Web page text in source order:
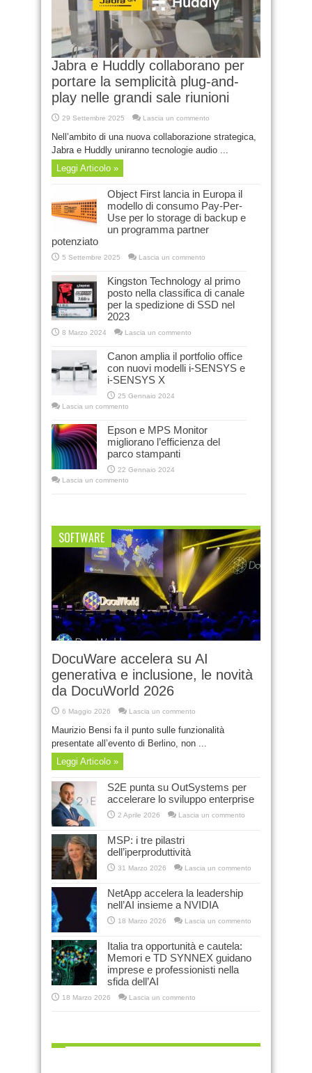
Jabra e Huddly collaborano per
portare la semplicità plug-and-
play nelle grandi sale riunioni
29 Settembre 2025 Lascia un commento
Nell’ambito di una nuova collaborazione strategica,
Jabra e Huddly uniranno tecnologie audio ...
Leggi Articolo »
Object First lancia in Europa il
modello di consumo Pay-Per-
Use per lo storage di backup e
un programma partner
potenziato
5 Settembre 2025 Lascia un commento
Kingston Technology al primo
posto nella classifica di canale
per la spedizione di SSD nel
2023
8 Marzo 2024 Lascia un commento
Canon amplia il portfolio office
con nuovi modelli i-SENSYS e
i-SENSYS X
25 Gennaio 2024
Lascia un commento
Epson e MPS Monitor
migliorano l’efficienza del
parco stampanti
22 Gennaio 2024
Lascia un commento
SOFTWARE
DocuWare accelera su AI
generativa e inclusione, le novità
da DocuWorld 2026
6 Maggio 2026 Lascia un commento
Maurizio Bensi fa il punto sulle funzionalità
presentate all’evento di Berlino, non ...
Leggi Articolo »
S2E punta su OutSystems per
accelerare lo sviluppo enterprise
2 Aprile 2026 Lascia un commento
MSP: i tre pilastri
dell’iperproduttività
31 Marzo 2026 Lascia un commento
NetApp accelera la leadership
nell’AI insieme a NVIDIA
18 Marzo 2026 Lascia un commento
Italia tra opportunità e cautela:
Memori e TD SYNNEX guidano
imprese e professionisti nella
sfida dell’AI
18 Marzo 2026 Lascia un commento